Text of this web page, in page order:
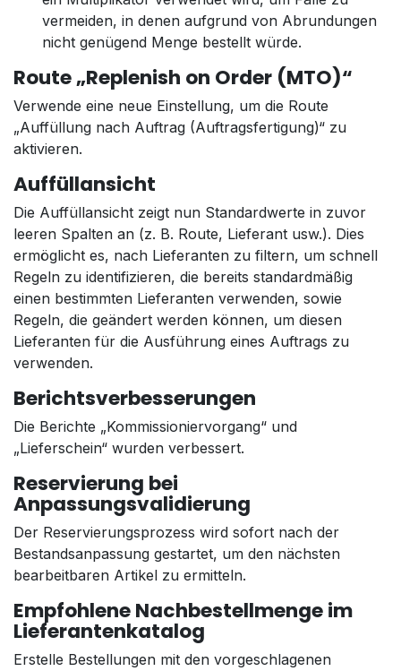
vermeiden, in denen aufgrund von Abrundungen
nicht genügend Menge bestellt würde.
Route „Replenish on Order (MTO)“
Verwende eine neue Einstellung, um die Route
„Auffüllung nach Auftrag (Auftragsfertigung)“ zu
aktivieren.
Auffüllansicht
Die Auffüllansicht zeigt nun Standardwerte in zuvor
leeren Spalten an (z. B. Route, Lieferant usw.). Dies
ermöglicht es, nach Lieferanten zu filtern, um schnell
Regeln zu identifizieren, die bereits standardmäßig
einen bestimmten Lieferanten verwenden, sowie
Regeln, die geändert werden können, um diesen
Lieferanten für die Ausführung eines Auftrags zu
verwenden.
Berichtsverbesserungen
Die Berichte „Kommissioniervorgang“ und
„Lieferschein“ wurden verbessert.
Reservierung bei
Anpassungsvalidierung
Der Reservierungsprozess wird sofort nach der
Bestandsanpassung gestartet, um den nächsten
bearbeitbaren Artikel zu ermitteln.
Empfohlene Nachbestellmenge im
Lieferantenkatalog
Erstelle Bestellungen mit den vorgeschlagenen